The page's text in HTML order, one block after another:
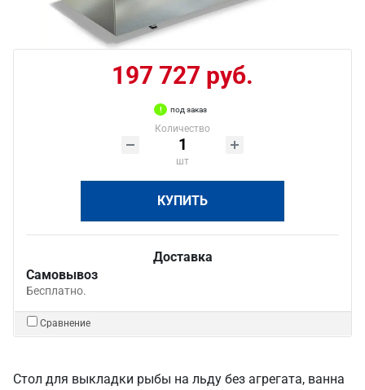
197 727 руб.
под заказ
Количество
шт
КУПИТЬ
Доставка
Самовывоз
Бесплатно.
Сравнение
Стол для выкладки рыбы на льду без агрегата, ванна